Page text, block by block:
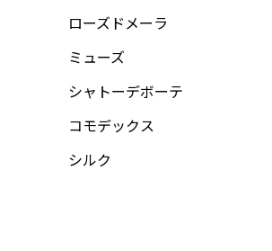
ローズドメーラ
ミューズ
シャトーデボーテ
コモデックス
シルク